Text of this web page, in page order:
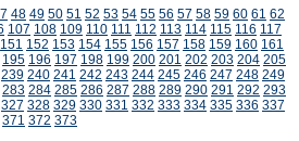
48 49 50 51 52 53 54 55 56 57 58 59 60 61 62
107 108 109 110 111 112 113 114 115 116 117
151 152 153 154 155 156 157 158 159 160 161
195 196 197 198 199 200 201 202 203 204 205
239 240 241 242 243 244 245 246 247 248 249
283 284 285 286 287 288 289 290 291 292 293
327 328 329 330 331 332 333 334 335 336 337
371 372 373